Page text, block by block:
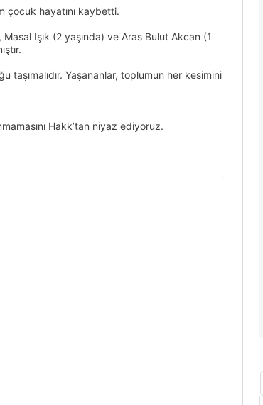
çocuk hayatını kaybetti.
Işık (2 yaşında) ve Aras Bulut Akcan (1
taşımalıdır. Yaşananlar, toplumun her kesimini
Hakk’tan niyaz ediyoruz.